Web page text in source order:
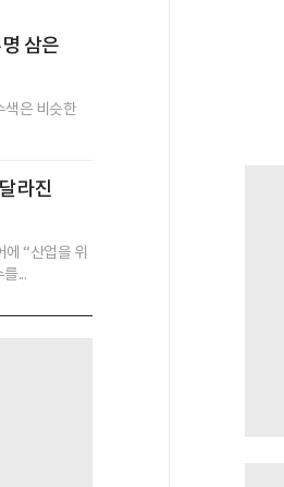
삼은
색은 비슷한
라진
에 “산업을 위
...